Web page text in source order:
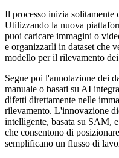
Il processo inizia
Utilizzando la nuova
puoi caricare immagini o
e organizzarli in dataset che
modello per il rilevamento
Segue poi l'annotazione dei
manuale o basati su AI
difetti direttamente nelle
rilevamento. L'innovazione
intelligente, basata su SAM,
che consentono di
semplificano un flusso di